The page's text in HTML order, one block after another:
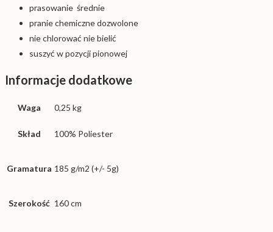
prasowanie średnie
pranie chemiczne dozwolone
nie chlorować nie bielić
suszyć w pozycji pionowej
Informacje dodatkowe
Waga 0,25 kg
Skład 100% Poliester
Gramatura 185 g/m2 (+/- 5g)
Szerokość 160 cm